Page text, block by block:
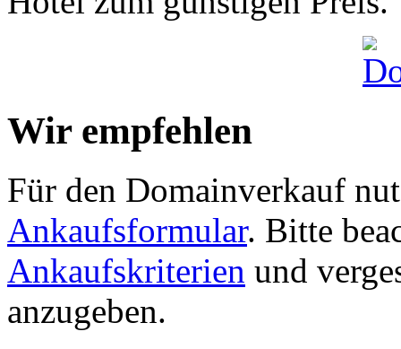
Wir empfehlen
Für den Domainverkauf
Ankaufsformular. Bitte
Ankaufskriterien und
anzugeben.